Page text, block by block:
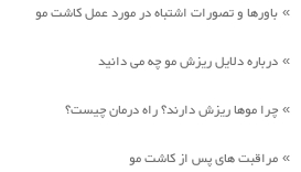
» باورها و تصورات اشتباه در مورد عمل کاشت مو
» درباره دلایل ریزش مو چه می دانید
» چرا موها ریزش دارند؟ راه درمان چیست؟
» مراقبت های پس از کاشت مو